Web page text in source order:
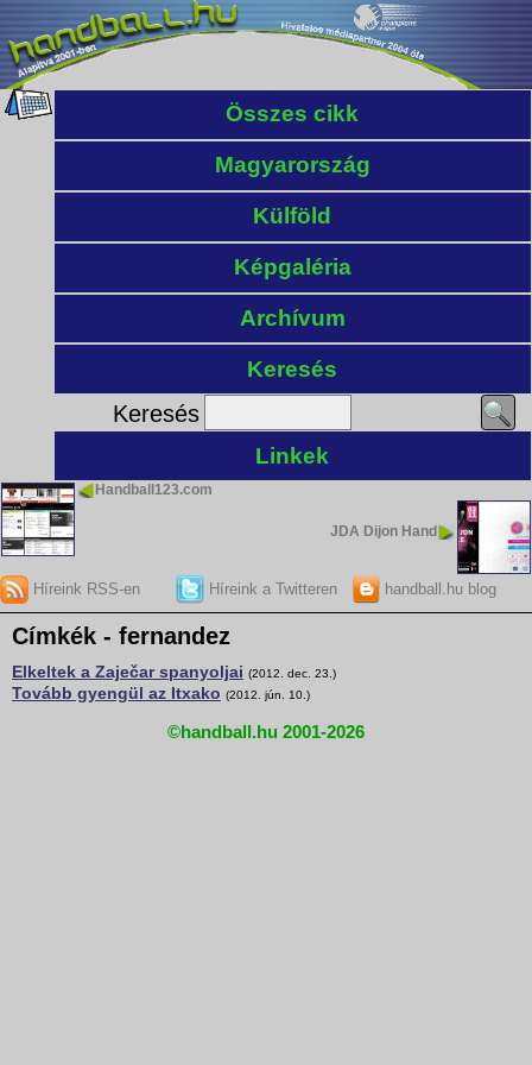
Összes cikk
Magyarország
Külföld
Képgaléria
Archívum
Keresés
Keresés
Linkek
Handball123.com
JDA Dijon Hand
Híreink RSS-en Híreink a Twitteren handball.hu blog
Címkék - fernandez
Elkeltek a Zaječar spanyoljai (2012. dec. 23.)
Tovább gyengül az Itxako (2012. jún. 10.)
©handball.hu 2001-2026